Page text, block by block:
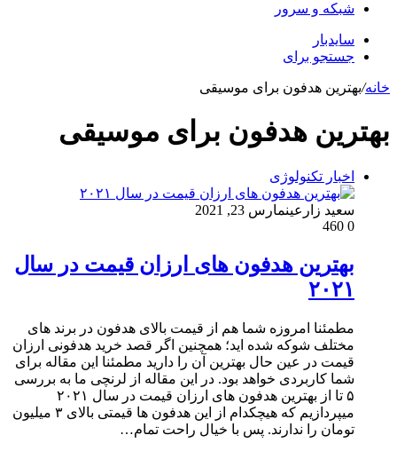
شبکه و سرور
سایدبار
جستجو برای
خانه/بهترین هدفون برای موسیقی
بهترین هدفون برای موسیقی
اخبار تکنولوژی
سعید زارعینمارس 23, 2021
0
بهترین هدفون های ارزان قیمت در سال
۲۰۲۱
مطمئنا امروزه شما هم از قیمت بالای هدفون در برند های
مختلف شوکه شده اید؛ همچنین اگر قصد خرید هدفونی ارزان
قیمت در عین حال بهترین آن را دارید مطمئنا این مقاله برای
شما کاربردی خواهد بود. در این مقاله از لرنچی ما به بررسی
۵ تا از بهترین هدفون های ارزان قیمت در سال ۲۰۲۱
میپردازیم که هیچکدام از این هدفون ها قیمتی بالای ۳ میلیون
تومان را ندارند. پس با خیال راحت تمام…